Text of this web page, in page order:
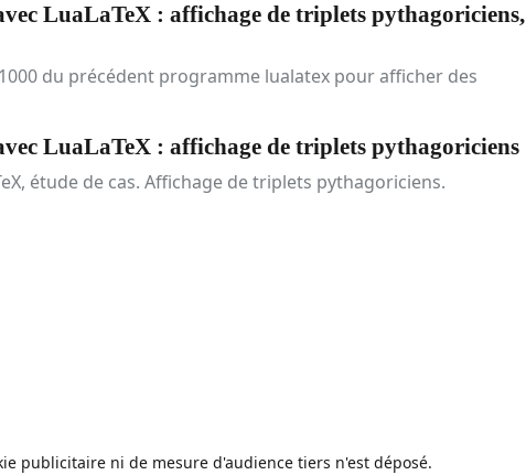
LuaLaTeX : affichage de triplets pythagoriciens,
du précédent programme lualatex pour afficher des
LuaLaTeX : affichage de triplets pythagoriciens
étude de cas. Affichage de triplets pythagoriciens.
publicitaire ni de mesure d'audience tiers n'est déposé.